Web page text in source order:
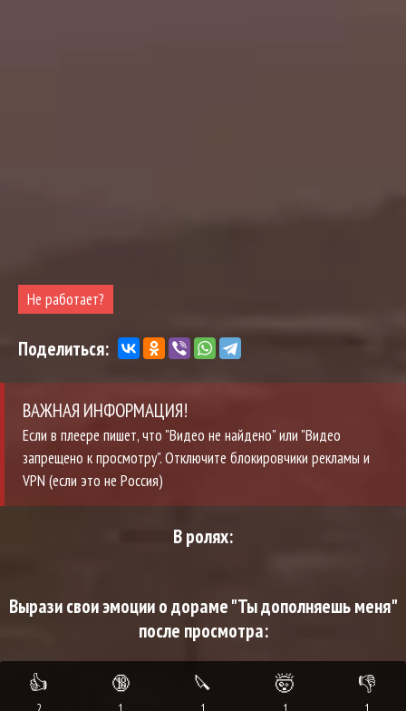
Не работает?
Поделиться:
ВАЖНАЯ ИНФОРМАЦИЯ!
Если в плеере пишет, что "Видео не найдено" или "Видео
запрещено к просмотру". Отключите блокировчики рекламы и
VPN (если это не Россия)
В ролях:
Вырази свои эмоции о дораме "Ты дополняешь меня"
после просмотра:
👍 🔞 🔪 🤯 👎